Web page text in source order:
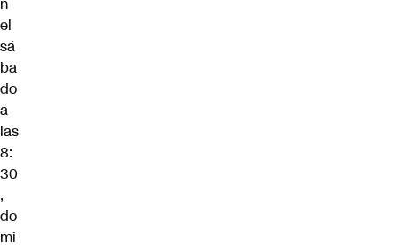
n
el
sá
ba
do
a
las
8:
30
,
do
mi